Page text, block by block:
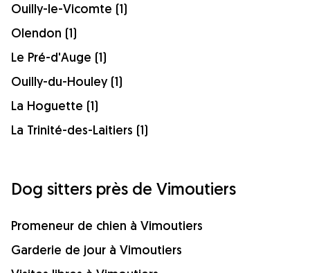
Ouilly-le-Vicomte (1)
Olendon (1)
Le Pré-d'Auge (1)
Ouilly-du-Houley (1)
La Hoguette (1)
La Trinité-des-Laitiers (1)
Dog sitters près de Vimoutiers
Promeneur de chien à Vimoutiers
Garderie de jour à Vimoutiers